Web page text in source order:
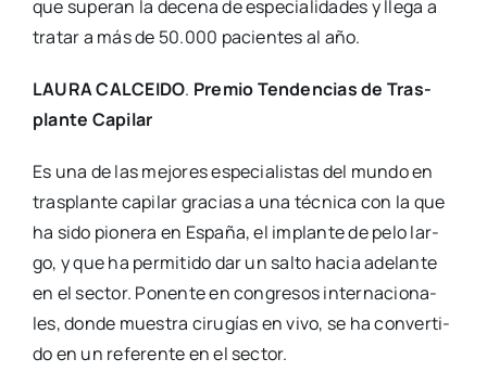
que supe­ran la dece­na de espe­cia­li­da­des y lle­ga a
tra­tar a más de 50.000 pacien­tes al año.
LAURA CALCEIDO. Pre­mio Ten­den­cias de Tras­
plan­te Capi­lar
Es una de las mejo­res espe­cia­lis­tas del mun­do en
tras­plan­te capi­lar gra­cias a una téc­ni­ca con la que
ha sido pio­ne­ra en Espa­ña, el implan­te de pelo lar­
go, y que ha per­mi­ti­do dar un sal­to hacia ade­lan­te
en el sec­tor. Ponen­te en con­gre­sos inter­na­cio­na­
les, don­de mues­tra ciru­gías en vivo, se ha con­ver­ti­
do en un refe­ren­te en el sec­tor.